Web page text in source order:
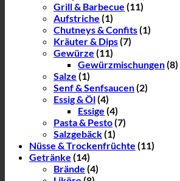
Grill & Barbecue (11)
Aufstriche (1)
Chutneys & Confits(1)
Kräuter & Dips(7)
Gewürze (11)
Gewürzmischungen(8)
Salze (1)
Senf & Senfsaucen(2)
Essig & Öl(4)
Essige (4)
Pasta & Pesto(7)
Salzgebäck(1)
Nüsse & Trockenfrüchte (11)
Getränke (14)
Brände (4)